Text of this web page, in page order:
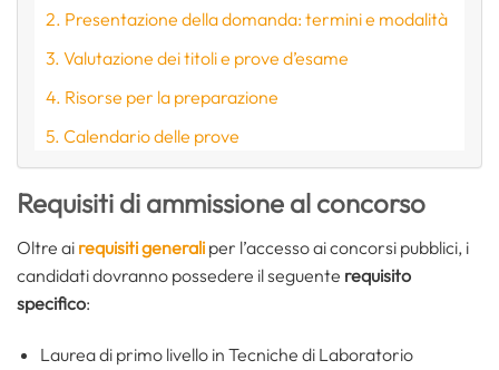
Presentazione della domanda: termini e modalità
Valutazione dei titoli e prove d’esame
Risorse per la preparazione
Calendario delle prove
Requisiti di ammissione al concorso
Oltre ai requisiti generali per l’accesso ai concorsi pubblici, i
candidati dovranno possedere il seguente requisito
specifico:
Laurea di primo livello in Tecniche di Laboratorio